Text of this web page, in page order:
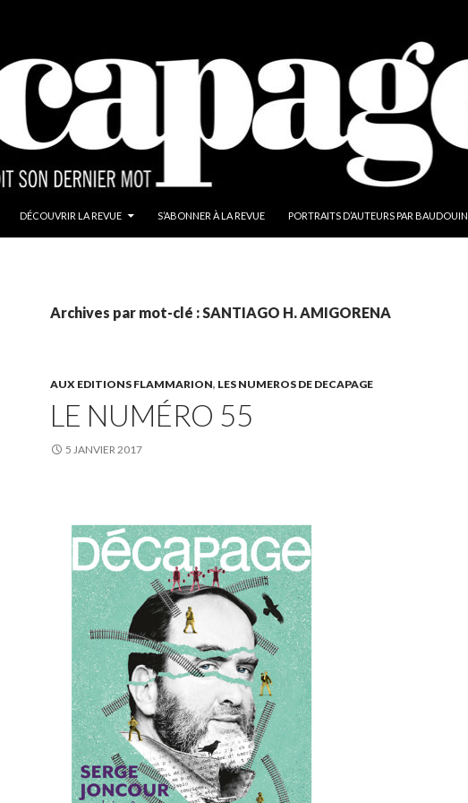
DÉCOUVRIR LA REVUE S’ABONNER À LA REVUE PORTRAITS D’AUTEURS PAR BAUDOUIN
Archives par mot-clé : SANTIAGO H. AMIGORENA
AUX EDITIONS FLAMMARION, LES NUMEROS DE DECAPAGE
LE NUMÉRO 55
5 JANVIER 2017